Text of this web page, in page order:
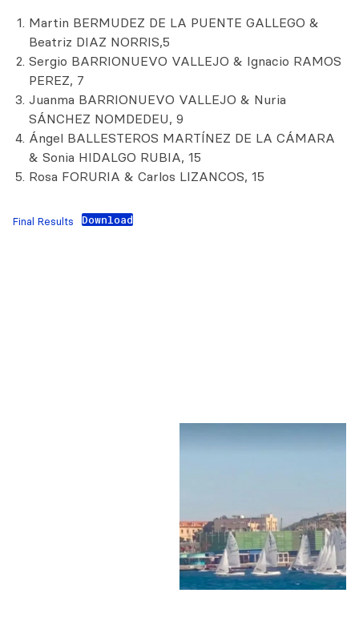
Martin BERMUDEZ DE LA PUENTE GALLEGO &
Beatriz DIAZ NORRIS,5
Sergio BARRIONUEVO VALLEJO & Ignacio RAMOS
PEREZ, 7
Juanma BARRIONUEVO VALLEJO & Nuria
SÁNCHEZ NOMDEDEU, 9
Ángel BALLESTEROS MARTÍNEZ DE LA CÁMARA
& Sonia HIDALGO RUBIA, 15
Rosa FORURIA & Carlos LIZANCOS, 15
Final Results Download